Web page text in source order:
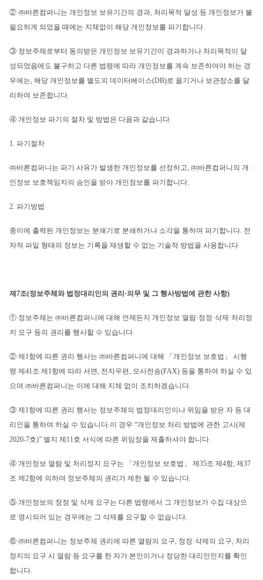
② ㈜바른컴퍼니는 개인정보 보유기간의 경과, 처리목적 달성 등 개인정보가 불
필요하게 되었을 때에는 지체없이 해당 개인정보를 파기합니다.
③ 정보주체로부터 동의받은 개인정보 보유기간이 경과하거나 처리목적이 달
성되었음에도 불구하고 다른 법령에 따라 개인정보를 계속 보존하여야 하는 경
우에는, 해당 개인정보를 별도의 데이터베이스(DB)로 옮기거나 보관장소를 달
리하여 보존합니다.
④ 개인정보 파기의 절차 및 방법은 다음과 같습니다.
1. 파기절차
㈜바른컴퍼니는 파기 사유가 발생한 개인정보를 선정하고, ㈜바른컴퍼니의 개
인정보 보호책임자의 승인을 받아 개인정보를 파기합니다.
2. 파기방법
종이에 출력된 개인정보는 분쇄기로 분쇄하거나 소각을 통하여 파기합니다. 전
자적 파일 형태의 정보는 기록을 재생할 수 없는 기술적 방법을 사용합니다
제7조(정보주체와 법정대리인의 권리·의무 및 그 행사방법에 관한 사항)
① 정보주체는 ㈜바른컴퍼니에 대해 언제든지 개인정보 열람·정정·삭제·처리정
지 요구 등의 권리를 행사할 수 있습니다.
② 제1항에 따른 권리 행사는 ㈜바른컴퍼니에 대해 「개인정보 보호법」 시행
령 제41조 제1항에 따라 서면, 전자우편, 모사전송(FAX) 등을 통하여 하실 수 있
으며 ㈜바른컴퍼니는 이에 대해 지체 없이 조치하겠습니다.
③ 제1항에 따른 권리 행사는 정보주체의 법정대리인이나 위임을 받은 자 등 대
리인을 통하여 하실 수 있습니다.이 경우 “개인정보 처리 방법에 관한 고시(제
2020-7호)” 별지 제11호 서식에 따른 위임장을 제출하셔야 합니다.
④ 개인정보 열람 및 처리정지 요구는 「개인정보 보호법」 제35조 제4항, 제37
조 제2항에 의하여 정보주체의 권리가 제한 될 수 있습니다.
⑤ 개인정보의 정정 및 삭제 요구는 다른 법령에서 그 개인정보가 수집 대상으
로 명시되어 있는 경우에는 그 삭제를 요구할 수 없습니다.
⑥ ㈜바른컴퍼니는 정보주체 권리에 따른 열람의 요구, 정정·삭제의 요구, 처리
정지의 요구 시 열람 등 요구를 한 자가 본인이거나 정당한 대리인인지를 확인
합니다.